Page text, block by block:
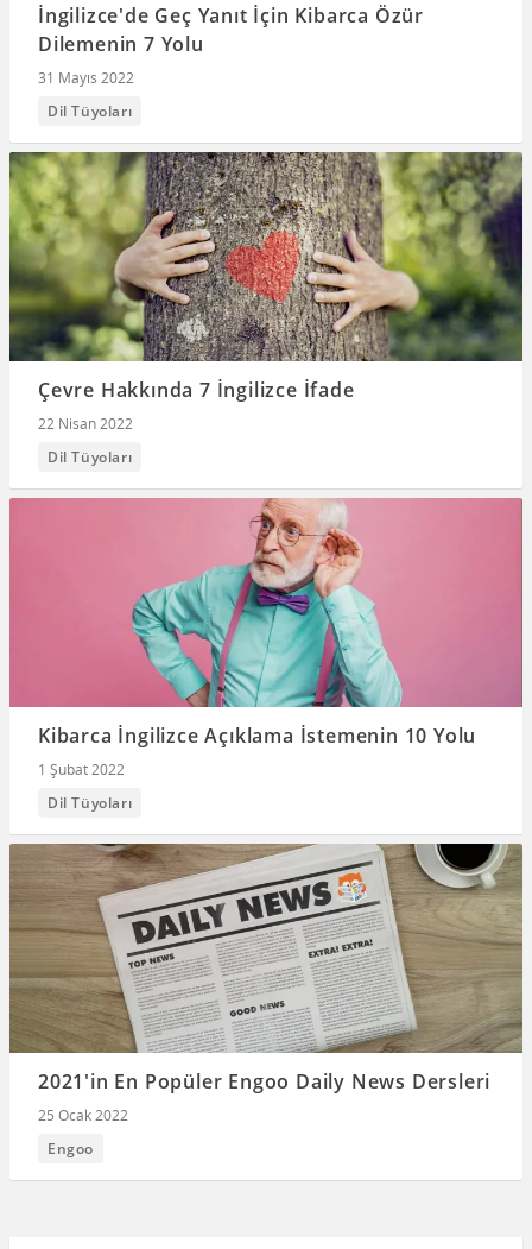
İngilizce'de Geç Yanıt İçin Kibarca Özür
Dilemenin 7 Yolu
31 Mayıs 2022
Dil Tüyoları
Çevre Hakkında 7 İngilizce İfade
22 Nisan 2022
Dil Tüyoları
Kibarca İngilizce Açıklama İstemenin 10 Yolu
1 Şubat 2022
Dil Tüyoları
2021'in En Popüler Engoo Daily News Dersleri
25 Ocak 2022
Engoo